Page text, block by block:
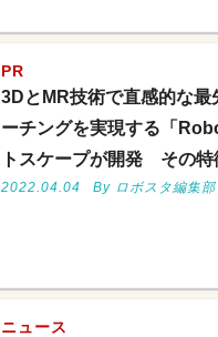
PR
3DとMR技術で直感的な最
ーチングを実現する「
トスケープが開発 その特
2022.04.04 By ロボスタ編集部
ニュース